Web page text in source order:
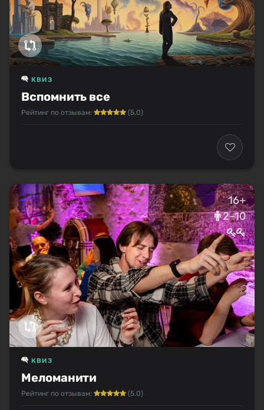
Вспомнить все
КВИЗ
Рейтинг по отзывам: (5.0)
16+
2–10
Меломанити
КВИЗ
Рейтинг по отзывам: (5.0)